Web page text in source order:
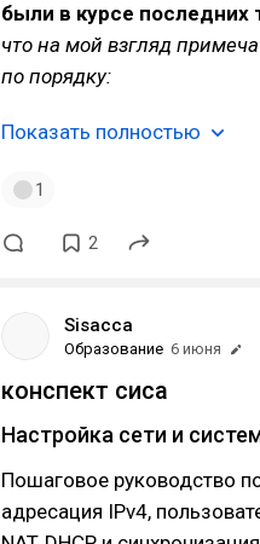
были в курсе последних
что на мой взгляд
по порядку:
Показать полностью
1
2
Sisacca
Образование 6 июня
конспект сиса
Настройка сети и
Пошаговое руководство
адресация IPv4,